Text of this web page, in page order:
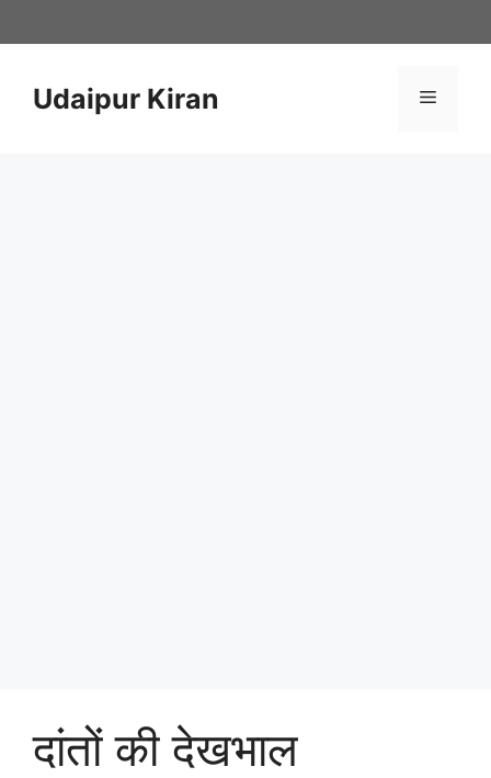
to
Udaipur Kiran Menu
दांतों की देखभाल